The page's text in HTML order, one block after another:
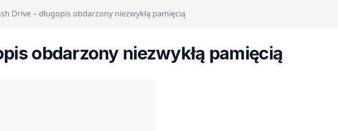
Drive – długopis obdarzony niezwykłą pamięcią
obdarzony niezwykłą pamięcią